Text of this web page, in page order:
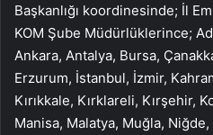
Başkanlığı koordinesinde; İl
KOM Şube Müdürlüklerince;
Ankara, Antalya, Bursa,
Erzurum, İstanbul, İzmir,
Kırıkkale, Kırklareli, Kırşehir,
Manisa, Malatya, Muğla,